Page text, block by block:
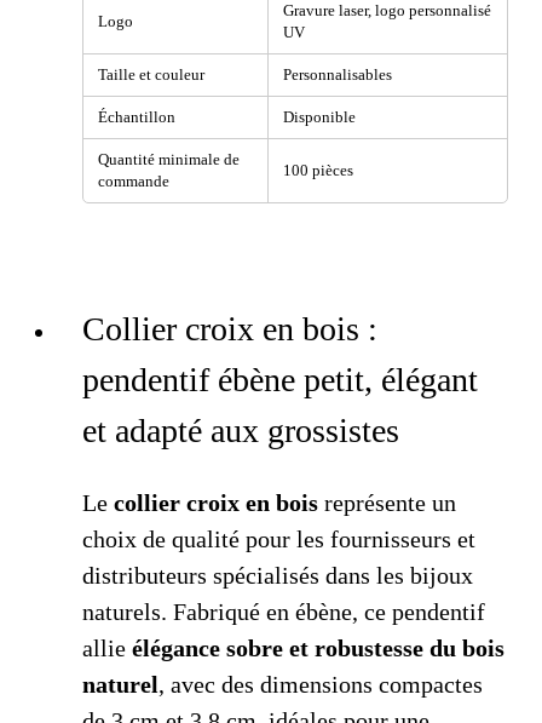
Logo
Gravure laser, logo personnalisé
UV
Taille et couleur Personnalisables
Échantillon Disponible
Quantité minimale de
commande
100 pièces
Collier croix en bois :
pendentif ébène petit, élégant
et adapté aux grossistes
Le collier croix en bois représente un
choix de qualité pour les fournisseurs et
distributeurs spécialisés dans les bijoux
naturels. Fabriqué en ébène, ce pendentif
allie élégance sobre et robustesse du bois
naturel, avec des dimensions compactes